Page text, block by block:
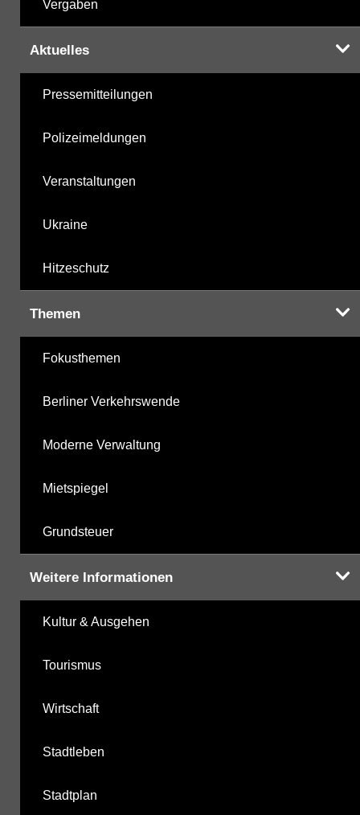
Vergaben
Aktuelles
Pressemitteilungen
Polizeimeldungen
Veranstaltungen
Ukraine
Hitzeschutz
Themen
Fokusthemen
Berliner Verkehrswende
Moderne Verwaltung
Mietspiegel
Grundsteuer
Weitere Informationen
Kultur & Ausgehen
Tourismus
Wirtschaft
Stadtleben
Stadtplan